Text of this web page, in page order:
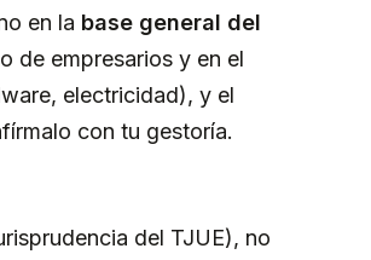
en la base general del
de empresarios y en el
electricidad), y el
con tu gestoría.
del TJUE), no